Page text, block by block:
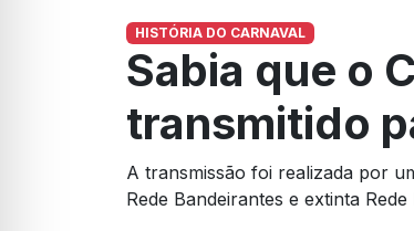
HISTÓRIA DO CARNAVAL
Sabia que o
transmitido
A transmissão foi realizada por
Rede Bandeirantes e extinta